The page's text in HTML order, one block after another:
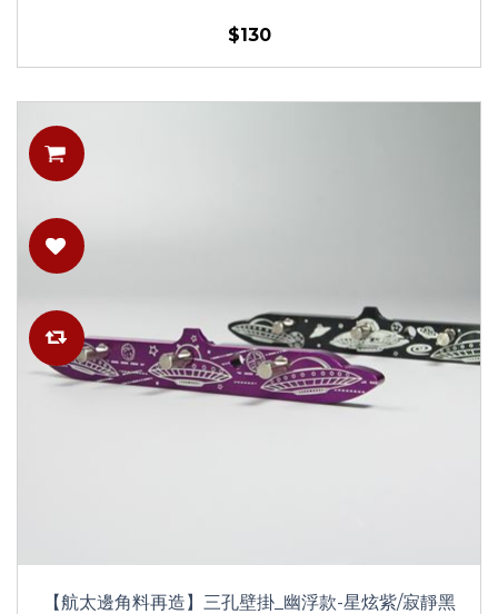
$130
【航太邊角料再造】三孔壁掛_幽浮款-星炫紫/寂靜黑